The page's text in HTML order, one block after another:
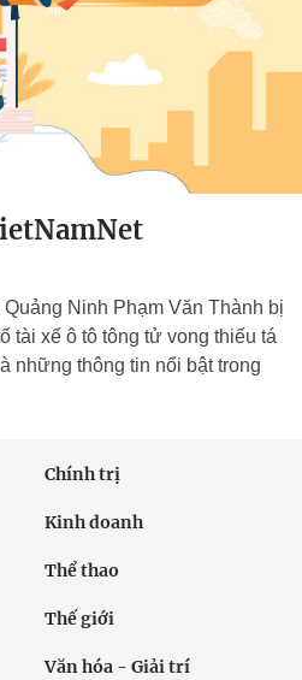
Ninh Phạm Văn Thành bị
tài xế ô tô tông tử vong thiếu tá
thông tin nổi bật trong
Chính trị
Kinh doanh
Thể thao
Thế giới
Văn hóa - Giải trí